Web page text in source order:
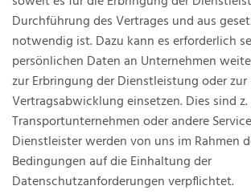
Durchführung des Vertrages und aus
notwendig ist. Dazu kann es erforderlich
persönlichen Daten an Unternehmen
zur Erbringung der Dienstleistung oder zur
Vertragsabwicklung einsetzen. Dies sind z.
Transportunternehmen oder andere
Dienstleister werden von uns im Rahmen
Bedingungen auf die Einhaltung der
Datenschutzanforderungen verpflichtet.